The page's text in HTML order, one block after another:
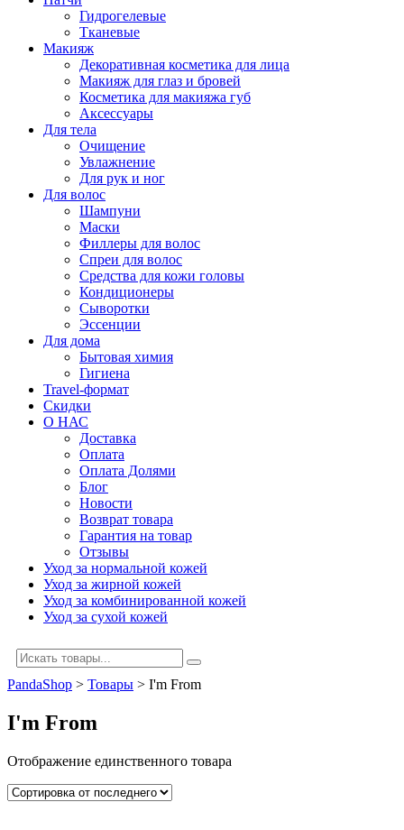
Гидрогелевые
Тканевые
Макияж
Декоративная косметика для лица
Макияж для глаз и бровей
Косметика для макияжа губ
Аксессуары
Для тела
Очищение
Увлажнение
Для рук и ног
Для волос
Шампуни
Маски
Филлеры для волос
Спреи для волос
Средства для кожи головы
Кондиционеры
Сыворотки
Эссенции
Для дома
Бытовая химия
Гигиена
Travel-формат
Скидки
О НАС
Доставка
Оплата
Оплата Долями
Блог
Новости
Возврат товара
Гарантия на товар
Отзывы
Уход за нормальной кожей
Уход за жирной кожей
Уход за комбинированной кожей
Уход за сухой кожей
PandaShop > Товары > I'm From
I'm From
Отображение единственного товара